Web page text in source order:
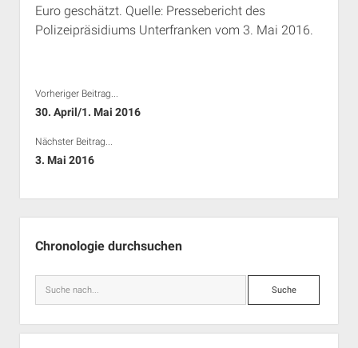
Rechte Termine München
Über a.i.d.a.
RSS-Feeds, Twitter & Facebook
Euro geschätzt. Quelle: Pressebericht des
Polizeipräsidiums Unterfranken vom 3. Mai 2016.
Vorheriger Beitrag...
30. April/1. Mai 2016
Nächster Beitrag...
3. Mai 2016
Chronologie durchsuchen
Suche